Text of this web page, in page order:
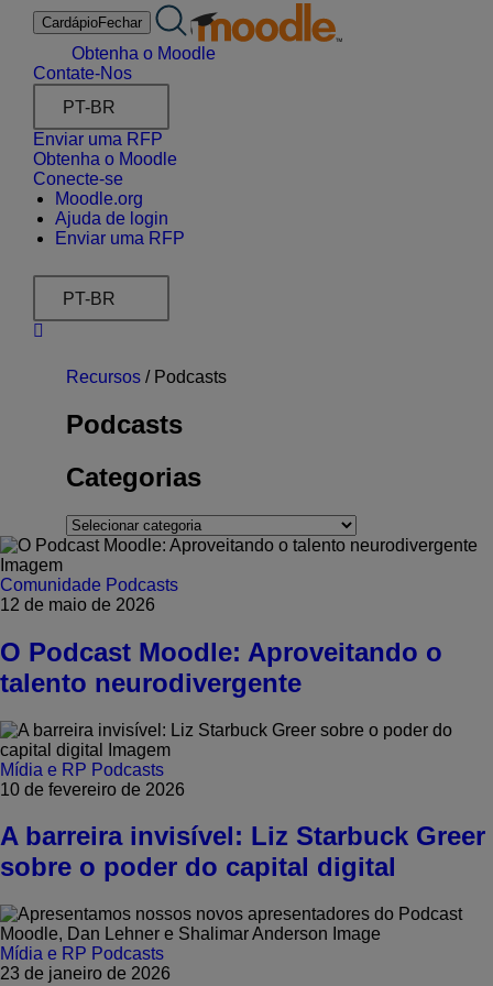
conteúdo
CardápioFechar
Obtenha o Moodle
Contate-Nos
PT-BR
Enviar uma RFP
Obtenha o Moodle
Conecte-se
Moodle.org
Ajuda de login
Enviar uma RFP
PT-BR
Recursos / Podcasts
Podcasts
Categorias
Categorias
Comunidade Podcasts
12 de maio de 2026
O Podcast Moodle: Aproveitando o
talento neurodivergente
Mídia e RP Podcasts
10 de fevereiro de 2026
A barreira invisível: Liz Starbuck Greer
sobre o poder do capital digital
Mídia e RP Podcasts
23 de janeiro de 2026